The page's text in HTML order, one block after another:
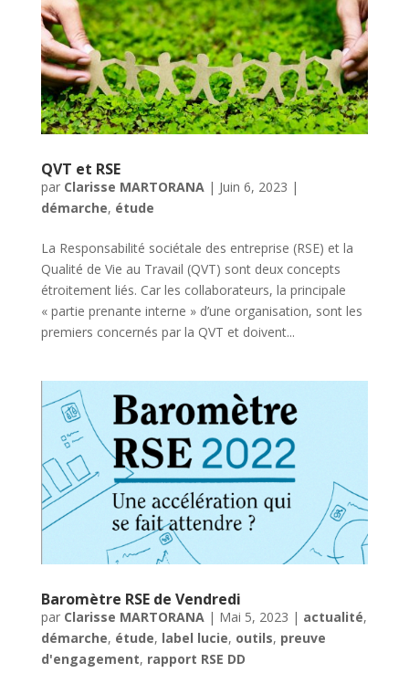
QVT et RSE
par Clarisse MARTORANA | Juin 6, 2023 |
démarche, étude
La Responsabilité sociétale des entreprise (RSE) et la
Qualité de Vie au Travail (QVT) sont deux concepts
étroitement liés. Car les collaborateurs, la principale
« partie prenante interne » d’une organisation, sont les
premiers concernés par la QVT et doivent...
Baromètre RSE de Vendredi
par Clarisse MARTORANA| Mai 5, 2023 | actualité,
démarche, étude, label lucie, outils, preuve
d'engagement, rapport RSE DD